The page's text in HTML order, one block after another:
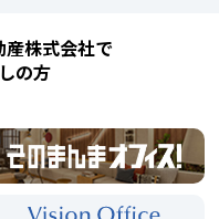
株式会社で
の方